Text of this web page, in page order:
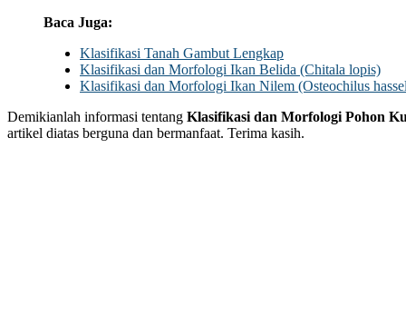
Baca Juga:
Klasifikasi Tanah Gambut Lengkap
Klasifikasi dan Morfologi Ikan Belida (Chitala lopis)
Klasifikasi dan Morfologi Ikan Nilem (Osteochilus
Demikianlah informasi tentang Klasifikasi dan Morfologi Pohon
artikel diatas berguna dan bermanfaat. Terima kasih.